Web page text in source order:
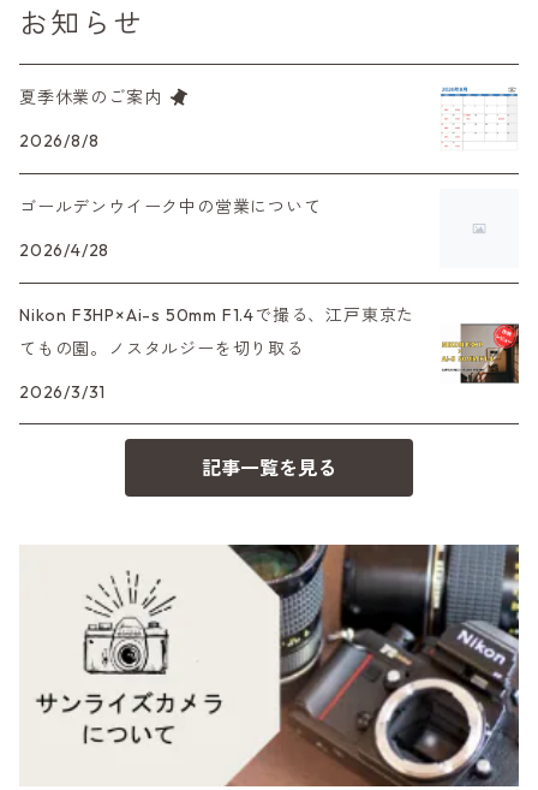
M42単焦点レンズ
PEN F、FT
OM-1
Konica（コニカ）
C35シリーズ
HEXAR
Leica（ライカ）
バルナック
minilux
HASSELBLAD（ハッセルブラッド）
Rollei（ローライ）
35シリーズ
RICOH（リコー）
コンパクト
Voigtlander（フォクトレンダー）
YASHICA（ヤシカ）
Carl Zeiss（カールツァイス）
Mamiya（マミヤ）
M645,二眼レフ
Plaubel（プラウベル）
中判カメラ
大判カメラ
デジタルカメラ
S（ニコン）
FD（キヤノン）
EF（キヤノン）
OM（オリンパス）
A（ミノルタ（ソニー））
MD（ミノルタ）
K（ペンタックス）
CY（ヤシカコンタックス）
M（ライカ）
R（ライカ）
滅多にお目にかかれない激レア商品！
プレゼント、贈答用にも！
お知らせ
夏季休業のご案内
2026/8/8
ゴールデンウイーク中の営業について
2026/4/28
Nikon F3HP×Ai-s 50mm F1.4で撮る、江戸東京た
てもの園。ノスタルジーを切り取る
2026/3/31
記事一覧を見る